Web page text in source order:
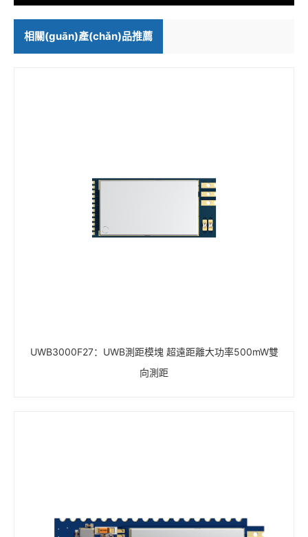
相關(guān)產(chǎn)品推薦
UWB3000F27：UWB測距模塊 超遠距離大功率500mW雙
向測距